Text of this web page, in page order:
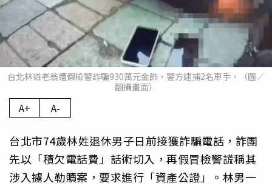
台北林姓老翁遭假檢警詐騙930萬元金飾，警方逮捕2名車手。（圖／
翻攝畫面）
A+ A-
台北市74歲林姓退休男子日前接獲詐騙電話，詐團
先以「積欠電話費」話術切入，再假冒檢警謊稱其
涉入擄人勒贖案，要求進行「資產公證」。林男一